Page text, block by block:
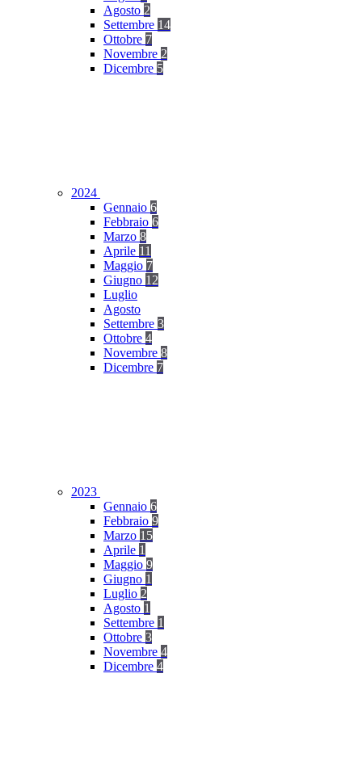
Agosto 2
Settembre 14
Ottobre 7
Novembre 2
Dicembre 5
2024
Gennaio 6
Febbraio 6
Marzo 8
Aprile 11
Maggio 7
Giugno 12
Luglio
Agosto
Settembre 3
Ottobre 4
Novembre 8
Dicembre 7
2023
Gennaio 6
Febbraio 9
Marzo 15
Aprile 1
Maggio 9
Giugno 1
Luglio 2
Agosto 1
Settembre 1
Ottobre 3
Novembre 4
Dicembre 4